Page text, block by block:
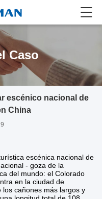
Caso
escénico nacional de
China
escénica nacional de
- goza de la
del mundo: el Colorado
en la ciudad de
los cañones más largos y